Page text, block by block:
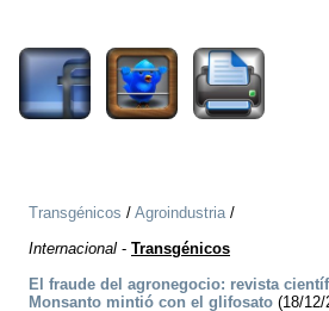
Transgénicos / Agroindustria/
Internacional - Transgénicos
El fraude del agronegocio: revista
Monsanto mintió con el glifosato (18/12/